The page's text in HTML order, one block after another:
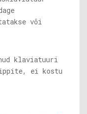
klaviatuuri
ei kostu